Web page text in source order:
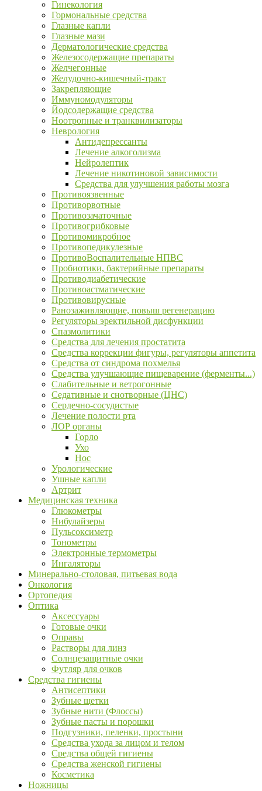
Гинекология
Гормональные средства
Глазные капли
Глазные мази
Дерматологические средства
Железосодержащие препараты
Желчегонные
Желудочно-кишечный-тракт
Закрепляющие
Иммуномодуляторы
Йодсодержащие средства
Ноотропные и транквилизаторы
Неврология
Антидепрессанты
Лечение алкоголизма
Нейролептик
Лечение никотиновой зависимости
Средства для улучшения работы мозга
Противоязвенные
Противорвотные
Противозачаточные
Противогрибковые
Противомикробное
Противопедикулезные
ПротивоВоспалительные НПВС
Пробиотики, бактерийные препараты
Противодиабетические
Противоастматические
Противовирусные
Ранозаживляющие, повыш регенерацию
Регуляторы эректильной дисфункции
Спазмолитики
Средства для лечения простатита
Средства коррекции фигуры, регуляторы аппетита
Средства от синдрома похмелья
Средства улучшающие пищеварение (ферменты...)
Слабительные и ветрогонные
Седативные и снотворные (ЦНС)
Сердечно-сосудистые
Лечение полости рта
ЛОР органы
Горло
Ухо
Нос
Урологические
Ушные капли
Артрит
Медицинская техника
Глюкометры
Нибулайзеры
Пульсоксиметр
Тонометры
Электронные термометры
Ингаляторы
Минерально-столовая, питьевая вода
Онкология
Ортопедия
Оптика
Аксессуары
Готовые очки
Оправы
Растворы для линз
Солнцезащитные очки
Футляр для очков
Средства гигиены
Антисептики
Зубные щетки
Зубные нити (Флоссы)
Зубные пасты и порошки
Подгузники, пеленки, простыни
Средства ухода за лицом и телом
Средства общей гигиены
Средства женской гигиены
Косметика
Ножницы